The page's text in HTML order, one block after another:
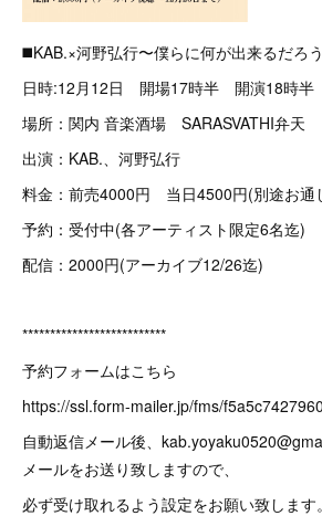
◼️KAB.×河野弘行〜僕らに何が出来るだろ
日時:12月12日 開場17時半 開演18時半
場所：関内 音楽酒場 SARASVATHI弁天
出演：KAB.、河野弘行
料金：前売4000円 当日4500円(別途お通
予約：受付中(各アーティスト限定6名迄)
配信：2000円(アーカイブ12/26迄)
**************************
予約フォームはこちら
https://ssl.form-mailer.jp/fms/
自動返信メール後、
メールをお送り致しますので、
必ず受け取れるよう設定をお願い致します。